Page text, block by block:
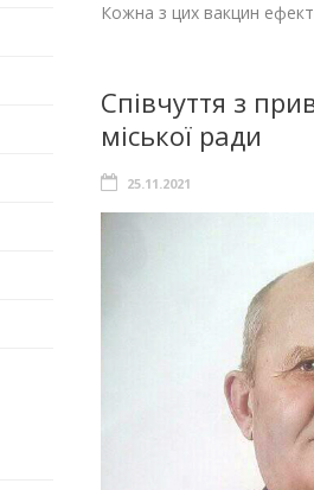
Кожна з цих вакцин
Співчуття з
міської ради
25.11.2021